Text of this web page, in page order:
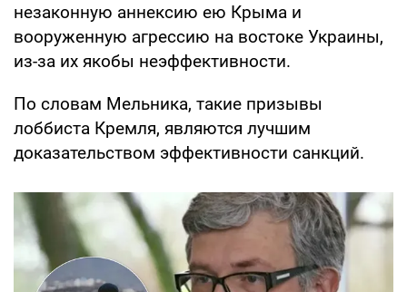
незаконную аннексию ею Крыма и
вооруженную агрессию на востоке Украины,
из-за их якобы неэффективности.
По словам Мельника, такие призывы
лоббиста Кремля, являются лучшим
доказательством эффективности санкций.